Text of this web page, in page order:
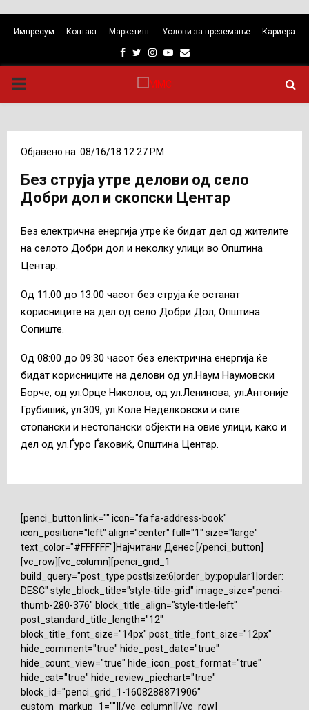
Импресум Контакт Маркетинг Услови за преземање Кариера
Facebook
TwitterInstagram
Youtube
Email
PRIMARY
Објавено на: 08/16/18 12:27 PM
Без струја утре делови од село
Добри дол и скопски Центар
Без електрична енергија утре ќе бидат дел од жителите
на селото Добри дол и неколку улици во Општина
Центар.
Од 11:00 до 13:00 часот без струја ќе останат
корисниците на дел од село Добри Дол, Општина
Сопиште.
Од 08:00 до 09:30 часот без електрична енергија ќе
бидат корисниците на делови од ул.Наум Наумовски
Борче, од ул.Орце Николов, од ул.Ленинова, ул.Антоније
Грубишиќ, ул.309, ул.Коле Неделковски и сите
стопански и нестопански објекти на овие улици, како и
дел од ул.Ѓуро Ѓаковиќ, Општина Центар.
[penci_button link="" icon="fa fa-address-book"
icon_position="left" align="center" full="1" size="large"
text_color="#FFFFFF"]Најчитани Денес [/penci_button]
[vc_row][vc_column][penci_grid_1
build_query="post_type:post|size:6|order_by:popular1|order:
DESC" style_block_title="style-title-grid" image_size="penci-
thumb-280-376" block_title_align="style-title-left"
post_standard_title_length="12"
block_title_font_size="14px" post_title_font_size="12px"
hide_comment="true" hide_post_date="true"
hide_count_view="true" hide_icon_post_format="true"
hide_cat="true" hide_review_piechart="true"
block_id="penci_grid_1-1608288871906"
custom_markup_1=""][/vc_column][/vc_row]